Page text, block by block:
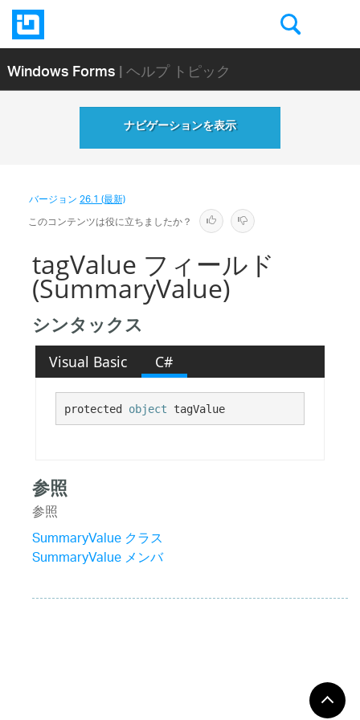
Windows Forms| ヘルプ トピック
ナビゲーションを表示
バージョン26.1 (最新)
このコンテンツは役に立ちましたか？
tagValue フィールド
(SummaryValue)
シンタックス
Visual Basic C#
protected object tagValue
参照
参照
SummaryValue クラス
SummaryValue メンバ